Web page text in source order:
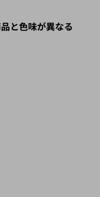
と色味が異なる